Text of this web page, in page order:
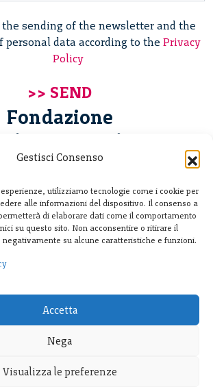
Gestisci Consenso
utilizziamo tecnologie come i cookie per
alle informazioni del dispositivo. Il consenso a
di elaborare dati come il comportamento
su questo sito. Non acconsentire o ritirare il
negativamente su alcune caratteristiche e funzioni.
Accetta
Nega
Visualizza le preferenze
sending of the newsletter and the
personal data according to the Privacy
Policy
Fondazione
Bassetti ETS
20122 Milano - Italia
T. +39 02 781933
F. + 39 02 76392030
p.i. 12520270153